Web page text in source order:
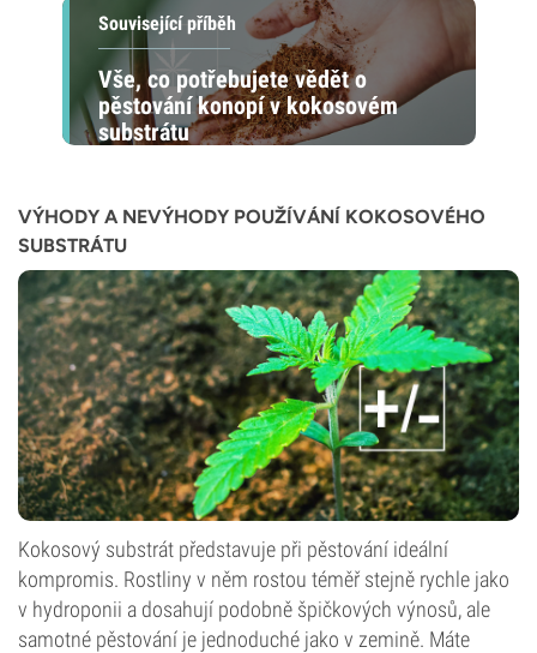
Související příběh
Vše, co potřebujete vědět o
pěstování konopí v kokosovém
substrátu
VÝHODY A NEVÝHODY POUŽÍVÁNÍ KOKOSOVÉHO
SUBSTRÁTU
Kokosový substrát představuje při pěstování ideální
kompromis. Rostliny v něm rostou téměř stejně rychle jako
v hydroponii a dosahují podobně špičkových výnosů, ale
samotné pěstování je jednoduché jako v zemině. Máte